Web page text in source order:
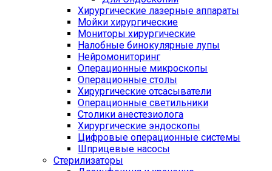
Хирургические лазерные аппараты
Мойки хирургические
Мониторы хирургические
Налобные бинокулярные лупы
Нейромониторинг
Операционные микроскопы
Операционные столы
Хирургические отсасыватели
Операционные светильники
Столики анестезиолога
Хирургические эндоскопы
Цифровые операционные системы
Шприцевые насосы
Стерилизаторы